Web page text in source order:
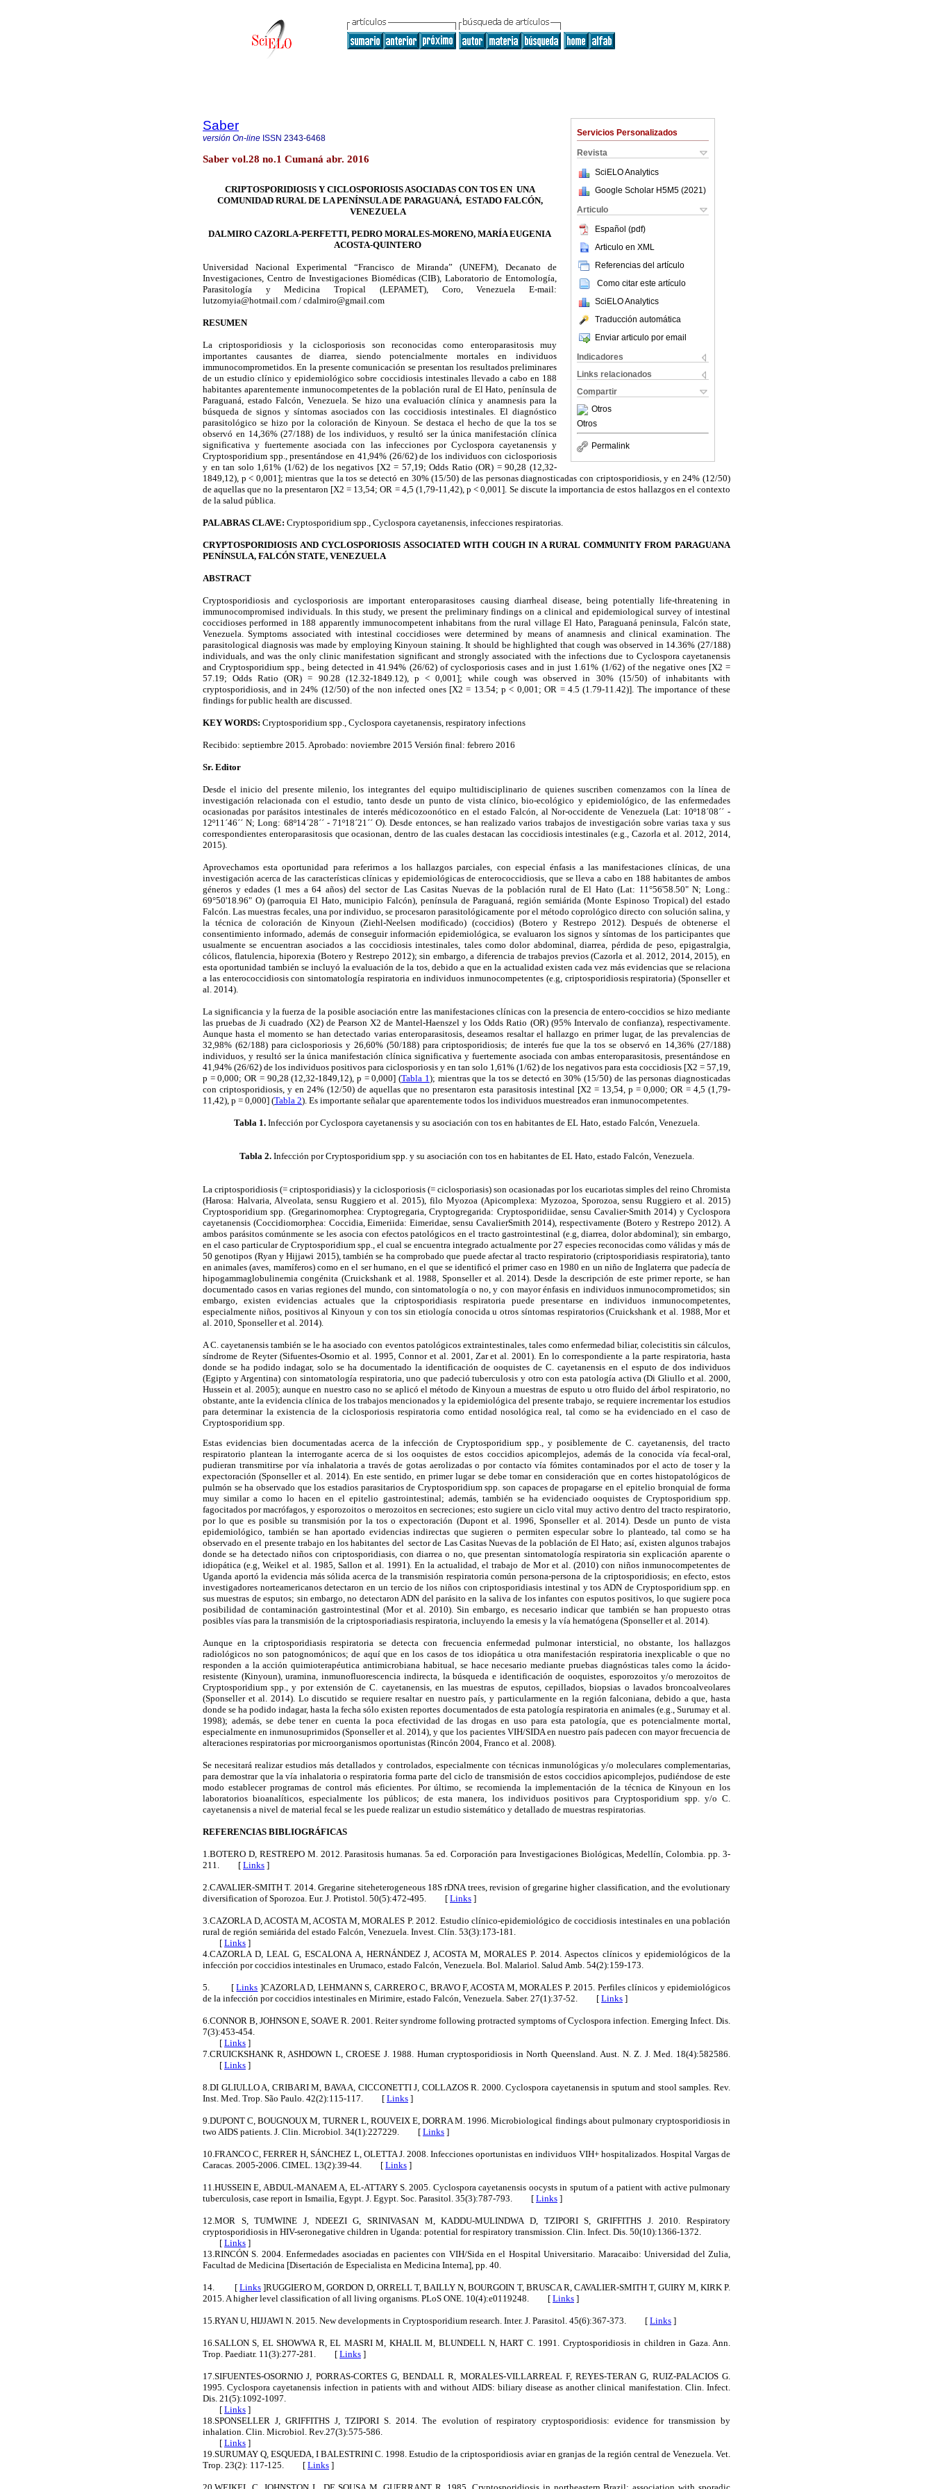
Servicios Personalizados
Revista
SciELO Analytics
Google Scholar H5M5 (2021 )
Articulo
Español (pdf)
Articulo en XML
Referencias del artículo
Como citar este artículo
SciELO Analytics
Traducción automática
Enviar articulo por email
Indicadores
Links relacionados
Compartir
Otros
Otros
Permalink
Saber
versión On-line ISSN 2343-6468
Saber vol.28 no.1 Cumaná abr. 2016
CRIPTOSPORIDIOSIS Y CICLOSPORIOSIS ASOCIADAS CON TOS EN UNA
COMUNIDAD RURAL DE LA PENÍNSULA DE PARAGUANÁ, ESTADO FALCÓN,
VENEZUELA
DALMIRO CAZORLA-PERFETTI, PEDRO MORALES-MORENO, MARÍA EUGENIA
ACOSTA-QUINTERO
Universidad Nacional Experimental “Francisco de Miranda” (UNEFM), Decanato de
Investigaciones, Centro de Investigaciones Biomédicas (CIB), Laboratorio de Entomología,
Parasitología y Medicina Tropical (LEPAMET), Coro, Venezuela E-mail:
lutzomyia@hotmail.com / cdalmiro@gmail.com
RESUMEN
La criptosporidiosis y la ciclosporiosis son reconocidas como enteroparasitosis muy
importantes causantes de diarrea, siendo potencialmente mortales en individuos
immunocomprometidos. En la presente comunicación se presentan los resultados preliminares
de un estudio clínico y epidemiológico sobre coccidiosis intestinales llevado a cabo en 188
habitantes aparentemente inmunocompetentes de la población rural de El Hato, península de
Paraguaná, estado Falcón, Venezuela. Se hizo una evaluación clínica y anamnesis para la
búsqueda de signos y síntomas asociados con las coccidiosis intestinales. El diagnóstico
parasitológico se hizo por la coloración de Kinyoun. Se destaca el hecho de que la tos se
observó en 14,36% (27/188) de los individuos, y resultó ser la única manifestación clínica
significativa y fuertemente asociada con las infecciones por Cyclospora cayetanensis y
Cryptosporidium spp., presentándose en 41,94% (26/62) de los individuos con ciclosporiosis
y en tan solo 1,61% (1/62) de los negativos [X2 = 57,19; Odds Ratio (OR) = 90,28 (12,32-
1849,12), p < 0,001]; mientras que la tos se detectó en 30% (15/50) de las personas diagnosticadas con criptosporidiosis, y en 24% (12/50)
de aquellas que no la presentaron [X2 = 13,54; OR = 4,5 (1,79-11,42), p < 0,001]. Se discute la importancia de estos hallazgos en el contexto
de la salud pública.
PALABRAS CLAVE: Cryptosporidium spp., Cyclospora cayetanensis, infecciones respiratorias.
CRYPTOSPORIDIOSIS AND CYCLOSPORIOSIS ASSOCIATED WITH COUGH IN A RURAL COMMUNITY FROM PARAGUANA
PENÍNSULA, FALCÓN STATE, VENEZUELA
ABSTRACT
Cryptosporidiosis and cyclosporiosis are important enteroparasitoses causing diarrheal disease, being potentially life-threatening in
immunocompromised individuals. In this study, we present the preliminary findings on a clinical and epidemiological survey of intestinal
coccidioses performed in 188 apparently immunocompetent inhabitans from the rural village El Hato, Paraguaná peninsula, Falcón state,
Venezuela. Symptoms associated with intestinal coccidioses were determined by means of anamnesis and clinical examination. The
parasitological diagnosis was made by employing Kinyoun staining. It should be highlighted that cough was observed in 14.36% (27/188)
individuals, and was the only clinic manifestation significant and strongly associated with the infections due to Cyclospora cayetanensis
and Cryptosporidium spp., being detected in 41.94% (26/62) of cyclosporiosis cases and in just 1.61% (1/62) of the negative ones [X2 =
57.19; Odds Ratio (OR) = 90.28 (12.32-1849.12), p < 0,001]; while cough was observed in 30% (15/50) of inhabitants with
cryptosporidiosis, and in 24% (12/50) of the non infected ones [X2 = 13.54; p < 0,001; OR = 4.5 (1.79-11.42)]. The importance of these
findings for public health are discussed.
KEY WORDS: Cryptosporidium spp., Cyclospora cayetanensis, respiratory infections
Recibido: septiembre 2015. Aprobado: noviembre 2015 Versión final: febrero 2016
Sr. Editor
Desde el inicio del presente milenio, los integrantes del equipo multidisciplinario de quienes suscriben comenzamos con la línea de
investigación relacionada con el estudio, tanto desde un punto de vista clínico, bio-ecológico y epidemiológico, de las enfermedades
ocasionadas por parásitos intestinales de interés médicozoonótico en el estado Falcón, al Nor-occidente de Venezuela (Lat: 10º18´08´´ -
12º11´46´´ N; Long: 68º14´28´´ - 71º18´21´´ O). Desde entonces, se han realizado varios trabajos de investigación sobre varias taxa y sus
correspondientes enteroparasitosis que ocasionan, dentro de las cuales destacan las coccidiosis intestinales (e.g., Cazorla et al. 2012, 2014,
2015).
Aprovechamos esta oportunidad para referirnos a los hallazgos parciales, con especial énfasis a las manifestaciones clínicas, de una
investigación acerca de las características clínicas y epidemiológicas de enterococcidiosis, que se lleva a cabo en 188 habitantes de ambos
géneros y edades (1 mes a 64 años) del sector de Las Casitas Nuevas de la población rural de El Hato (Lat: 11°56'58.50" N; Long.:
69°50'18.96" O) (parroquia El Hato, municipio Falcón), península de Paraguaná, región semiárida (Monte Espinoso Tropical) del estado
Falcón. Las muestras fecales, una por individuo, se procesaron parasitológicamente por el método coprológico directo con solución salina, y
la técnica de coloración de Kinyoun (Ziehl-Neelsen modificado) (coccidios) (Botero y Restrepo 2012). Después de obtenerse el
consentimiento informado, además de conseguir información epidemiológica, se evaluaron los signos y síntomas de los participantes que
usualmente se encuentran asociados a las coccidiosis intestinales, tales como dolor abdominal, diarrea, pérdida de peso, epigastralgia,
cólicos, flatulencia, hiporexia (Botero y Restrepo 2012); sin embargo, a diferencia de trabajos previos (Cazorla et al. 2012, 2014, 2015), en
esta oportunidad también se incluyó la evaluación de la tos, debido a que en la actualidad existen cada vez más evidencias que se relaciona
a las enterococcidiosis con sintomatología respiratoria en individuos inmunocompetentes (e.g, criptosporidiosis respiratoria) (Sponseller et
al. 2014).
La significancia y la fuerza de la posible asociación entre las manifestaciones clínicas con la presencia de entero-coccidios se hizo mediante
las pruebas de Ji cuadrado (X2) de Pearson X2 de Mantel-Haenszel y los Odds Ratio (OR) (95% Intervalo de confianza), respectivamente.
Aunque hasta el momento se han detectado varias enteroparasitosis, deseamos resaltar el hallazgo en primer lugar, de las prevalencias de
32,98% (62/188) para ciclosporiosis y 26,60% (50/188) para criptosporidiosis; de interés fue que la tos se observó en 14,36% (27/188)
individuos, y resultó ser la única manifestación clínica significativa y fuertemente asociada con ambas enteroparasitosis, presentándose en
41,94% (26/62) de los individuos positivos para ciclosporiosis y en tan solo 1,61% (1/62) de los negativos para esta coccidiosis [X2 = 57,19,
p = 0,000; OR = 90,28 (12,32-1849,12), p = 0,000] (Tabla 1 ); mientras que la tos se detectó en 30% (15/50) de las personas diagnosticadas
con criptosporidiosis, y en 24% (12/50) de aquellas que no presentaron esta parasitosis intestinal [X2 = 13,54, p = 0,000; OR = 4,5 (1,79-
11,42), p = 0,000] (Tabla 2). Es importante señalar que aparentemente todos los individuos muestreados eran inmunocompetentes.
Tabla 1.Infección por Cyclospora cayetanensis y su asociación con tos en habitantes de EL Hato, estado Falcón, Venezuela.
Tabla 2.Infección por Cryptosporidium spp. y su asociación con tos en habitantes de EL Hato, estado Falcón, Venezuela.
La criptosporidiosis (= criptosporidiasis) y la ciclosporiosis (= ciclosporiasis) son ocasionadas por los eucariotas simples del reino Chromista
(Harosa: Halvaria, Alveolata, sensu Ruggiero et al. 2015), filo Myozoa (Apicomplexa: Myzozoa, Sporozoa, sensu Ruggiero et al. 2015)
Cryptosporidium spp. (Gregarinomorphea: Cryptogregaria, Cryptogregarida: Cryptosporidiidae, sensu Cavalier-Smith 2014) y Cyclospora
cayetanensis (Coccidiomorphea: Coccidia, Eimeriida: Eimeridae, sensu CavalierSmith 2014), respectivamente (Botero y Restrepo 2012). A
ambos parásitos comúnmente se les asocia con efectos patológicos en el tracto gastrointestinal (e.g, diarrea, dolor abdominal); sin embargo,
en el caso particular de Cryptosporidium spp., el cual se encuentra integrado actualmente por 27 especies reconocidas como válidas y más de
50 genotipos (Ryan y Hijjawi 2015), también se ha comprobado que puede afectar al tracto respiratorio (criptosporidiasis respiratoria), tanto
en animales (aves, mamíferos) como en el ser humano, en el que se identificó el primer caso en 1980 en un niño de Inglaterra que padecía de
hipogammaglobulinemia congénita (Cruickshank et al. 1988, Sponseller et al. 2014). Desde la descripción de este primer reporte, se han
documentado casos en varias regiones del mundo, con sintomatología o no, y con mayor énfasis en individuos inmunocomprometidos; sin
embargo, existen evidencias actuales que la criptosporidiasis respiratoria puede presentarse en individuos inmunocompetentes,
especialmente niños, positivos al Kinyoun y con tos sin etiología conocida u otros síntomas respiratorios (Cruickshank et al. 1988, Mor et
al. 2010, Sponseller et al. 2014).
A C. cayetanensis también se le ha asociado con eventos patológicos extraintestinales, tales como enfermedad biliar, colecistitis sin cálculos,
síndrome de Reyter (Sifuentes-Osornio et al. 1995, Connor et al. 2001, Zar et al. 2001). En lo correspondiente a la parte respiratoria, hasta
donde se ha podido indagar, solo se ha documentado la identificación de ooquistes de C. cayetanensis en el esputo de dos individuos
(Egipto y Argentina) con sintomatología respiratoria, uno que padeció tuberculosis y otro con esta patología activa (Di Gliullo et al. 2000,
Hussein et al. 2005); aunque en nuestro caso no se aplicó el método de Kinyoun a muestras de esputo u otro fluido del árbol respiratorio, no
obstante, ante la evidencia clínica de los trabajos mencionados y la epidemiológica del presente trabajo, se requiere incrementar los estudios
para determinar la existencia de la ciclosporiosis respiratoria como entidad nosológica real, tal como se ha evidenciado en el caso de
Cryptosporidium spp.
Estas evidencias bien documentadas acerca de la infección de Cryptosporidium spp., y posiblemente de C. cayetanensis, del tracto
respiratorio plantean la interrogante acerca de si los ooquistes de estos coccidios apicomplejos, además de la conocida vía fecal-oral,
pudieran transmitirse por vía inhalatoria a través de gotas aerolizadas o por contacto vía fómites contaminados por el acto de toser y la
expectoración (Sponseller et al. 2014). En este sentido, en primer lugar se debe tomar en consideración que en cortes histopatológicos de
pulmón se ha observado que los estadios parasitarios de Cryptosporidium spp. son capaces de propagarse en el epitelio bronquial de forma
muy similar a como lo hacen en el epitelio gastrointestinal; además, también se ha evidenciado ooquistes de Cryptosporidium spp.
fagocitados por macrófagos, y esporozoitos o merozoitos en secreciones; esto sugiere un ciclo vital muy activo dentro del tracto respiratorio,
por lo que es posible su transmisión por la tos o expectoración (Dupont et al. 1996, Sponseller et al. 2014). Desde un punto de vista
epidemiológico, también se han aportado evidencias indirectas que sugieren o permiten especular sobre lo planteado, tal como se ha
observado en el presente trabajo en los habitantes del sector de Las Casitas Nuevas de la población de El Hato; así, existen algunos trabajos
donde se ha detectado niños con criptosporidiasis, con diarrea o no, que presentan sintomatología respiratoria sin explicación aparente o
idiopática (e.g, Weikel et al. 1985, Sallon et al. 1991). En la actualidad, el trabajo de Mor et al. (2010) con niños inmunocompetentes de
Uganda aportó la evidencia más sólida acerca de la transmisión respiratoria común persona-persona de la criptosporidiosis; en efecto, estos
investigadores norteamericanos detectaron en un tercio de los niños con criptosporidiasis intestinal y tos ADN de Cryptosporidium spp. en
sus muestras de esputos; sin embargo, no detectaron ADN del parásito en la saliva de los infantes con esputos positivos, lo que sugiere poca
posibilidad de contaminación gastrointestinal (Mor et al. 2010). Sin embargo, es necesario indicar que también se han propuesto otras
posibles vías para la transmisión de la criptosporiadiasis respiratoria, incluyendo la emesis y la vía hematógena (Sponseller et al. 2014).
Aunque en la criptosporidiasis respiratoria se detecta con frecuencia enfermedad pulmonar intersticial, no obstante, los hallazgos
radiológicos no son patognomónicos; de aquí que en los casos de tos idiopática u otra manifestación respiratoria inexplicable o que no
responden a la acción quimioterapéutica antimicrobiana habitual, se hace necesario mediante pruebas diagnósticas tales como la ácido-
resistente (Kinyoun), uramina, inmunofluorescencia indirecta, la búsqueda e identificación de ooquistes, esporozoitos y/o merozoitos de
Cryptosporidium spp., y por extensión de C. cayetanensis, en las muestras de esputos, cepillados, biopsias o lavados broncoalveolares
(Sponseller et al. 2014). Lo discutido se requiere resaltar en nuestro país, y particularmente en la región falconiana, debido a que, hasta
donde se ha podido indagar, hasta la fecha sólo existen reportes documentados de esta patología respiratoria en animales (e.g., Surumay et al.
1998); además, se debe tener en cuenta la poca efectividad de las drogas en uso para esta patología, que es potencialmente mortal,
especialmente en inmunosuprimidos (Sponseller et al. 2014), y que los pacientes VIH/SIDA en nuestro país padecen con mayor frecuencia de
alteraciones respiratorias por microorganismos oportunistas (Rincón 2004, Franco et al. 2008).
Se necesitará realizar estudios más detallados y controlados, especialmente con técnicas inmunológicas y/o moleculares complementarias,
para demostrar que la vía inhalatoria o respiratoria forma parte del ciclo de transmisión de estos coccidios apicomplejos, pudiéndose de este
modo establecer programas de control más eficientes. Por último, se recomienda la implementación de la técnica de Kinyoun en los
laboratorios bioanalíticos, especialmente los públicos; de esta manera, los individuos positivos para Cryptosporidium spp. y/o C.
cayetanensis a nivel de material fecal se les puede realizar un estudio sistemático y detallado de muestras respiratorias.
REFERENCIAS BIBLIOGRÁFICAS
1.BOTERO D, RESTREPO M. 2012. Parasitosis humanas. 5a ed. Corporación para Investigaciones Biológicas, Medellín, Colombia. pp. 3-
211. [ Links ]
2.CAVALIER-SMITH T. 2014. Gregarine siteheterogeneous 18S rDNA trees, revision of gregarine higher classification, and the evolutionary
diversification of Sporozoa. Eur. J. Protistol. 50(5):472-495. [ Links ]
3.CAZORLA D, ACOSTA M, ACOSTA M, MORALES P. 2012. Estudio clínico-epidemiológico de coccidiosis intestinales en una población
rural de región semiárida del estado Falcón, Venezuela. Invest. Clín. 53(3):173-181.
[ Links ]
4.CAZORLA D, LEAL G, ESCALONA A, HERNÁNDEZ J, ACOSTA M, MORALES P. 2014. Aspectos clínicos y epidemiológicos de la
infección por coccidios intestinales en Urumaco, estado Falcón, Venezuela. Bol. Malariol. Salud Amb. 54(2):159-173.
5. [Links ]CAZORLA D, LEHMANN S, CARRERO C, BRAVO F, ACOSTA M, MORALES P. 2015. Perfiles clínicos y epidemiológicos
de la infección por coccidios intestinales en Mirimire, estado Falcón, Venezuela. Saber. 27(1):37-52. [ Links ]
6.CONNOR B, JOHNSON E, SOAVE R. 2001. Reiter syndrome following protracted symptoms of Cyclospora infection. Emerging Infect. Dis.
7(3):453-454.
[ Links ]
7.CRUICKSHANK R, ASHDOWN L, CROESE J. 1988. Human cryptosporidiosis in North Queensland. Aust. N. Z. J. Med. 18(4):582586.
[ Links ]
8.DI GLIULLO A, CRIBARI M, BAVA A, CICCONETTI J, COLLAZOS R. 2000. Cyclospora cayetanensis in sputum and stool samples. Rev.
Inst. Med. Trop. São Paulo. 42(2):115-117. [ Links ]
9.DUPONT C, BOUGNOUX M, TURNER L, ROUVEIX E, DORRA M. 1996. Microbiological findings about pulmonary cryptosporidiosis in
two AIDS patients. J. Clin. Microbiol. 34(1):227229. [ Links ]
10.FRANCO C, FERRER H, SÁNCHEZ L, OLETTA J. 2008. Infecciones oportunistas en individuos VIH+ hospitalizados. Hospital Vargas de
Caracas. 2005-2006. CIMEL. 13(2):39-44. [ Links ]
11.HUSSEIN E, ABDUL-MANAEM A, EL-ATTARY S. 2005. Cyclospora cayetanensis oocysts in sputum of a patient with active pulmonary
tuberculosis, case report in Ismailia, Egypt. J. Egypt. Soc. Parasitol. 35(3):787-793. [ Links ]
12.MOR S, TUMWINE J, NDEEZI G, SRINIVASAN M, KADDU-MULINDWA D, TZIPORI S, GRIFFITHS J. 2010. Respiratory
cryptosporidiosis in HIV-seronegative children in Uganda: potential for respiratory transmission. Clin. Infect. Dis. 50(10):1366-1372.
[ Links ]
13.RINCÓN S. 2004. Enfermedades asociadas en pacientes con VIH/Sida en el Hospital Universitario. Maracaibo: Universidad del Zulia,
Facultad de Medicina [Disertación de Especialista en Medicina Interna], pp. 40.
14. [ Links]RUGGIERO M, GORDON D, ORRELL T, BAILLY N, BOURGOIN T, BRUSCA R, CAVALIER-SMITH T, GUIRY M, KIRK P.
2015. A higher level classification of all living organisms. PLoS ONE. 10(4):e0119248. [ Links ]
15.RYAN U, HIJJAWI N. 2015. New developments in Cryptosporidium research. Inter. J. Parasitol. 45(6):367-373. [ Links ]
16.SALLON S, EL SHOWWA R, EL MASRI M, KHALIL M, BLUNDELL N, HART C. 1991. Cryptosporidiosis in children in Gaza. Ann.
Trop. Paediatr. 11(3):277-281. [ Links ]
17.SIFUENTES-OSORNIO J, PORRAS-CORTES G, BENDALL R, MORALES-VILLARREAL F, REYES-TERAN G, RUIZ-PALACIOS G.
1995. Cyclospora cayetanensis infection in patients with and without AIDS: biliary disease as another clinical manifestation. Clin. Infect.
Dis. 21(5):1092-1097.
[ Links ]
18.SPONSELLER J, GRIFFITHS J, TZIPORI S. 2014. The evolution of respiratory cryptosporidiosis: evidence for transmission by
inhalation. Clin. Microbiol. Rev.27(3):575-586.
[ Links ]
19.SURUMAY Q, ESQUEDA, I BALESTRINI C. 1998. Estudio de la criptosporidiosis aviar en granjas de la región central de Venezuela. Vet.
Trop. 23(2): 117-125. [ Links ]